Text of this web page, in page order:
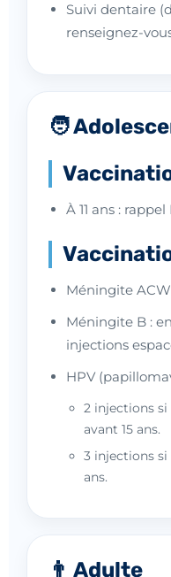
Suivi dentaire
renseignez-
🧑
À 11 ans : rappel
Méningite
Méningite B :
injections
HPV
2 injections
avant 15 ans.
3 injections si
ans.
👨 Adulte